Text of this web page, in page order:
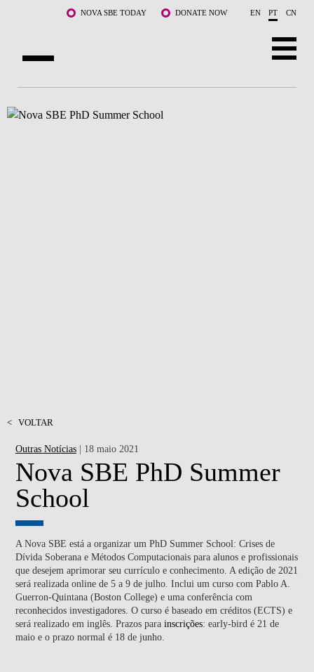
Saltar para o conteúdo principalNOVA SBE TODAY DONATE NOW EN PT CN
< VOLTAR
Outras Notícias| 18 maio 2021
Nova SBE PhD Summer
School
A Nova SBE está a organizar um PhD Summer School: Crises de
Dívida Soberana e Métodos Computacionais para alunos e profissionais
que desejem aprimorar seu currículo e conhecimento. A edição de 2021
será realizada online de 5 a 9 de julho. Inclui um curso com Pablo A.
Guerron-Quintana (Boston College) e uma conferência com
reconhecidos investigadores. O curso é baseado em créditos (ECTS) e
será realizado em inglês. Prazos para inscrições: early-bird é 21 de
maio e o prazo normal é 18 de junho.